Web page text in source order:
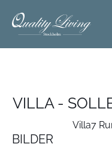
VILLA -
Villa7
BILDER